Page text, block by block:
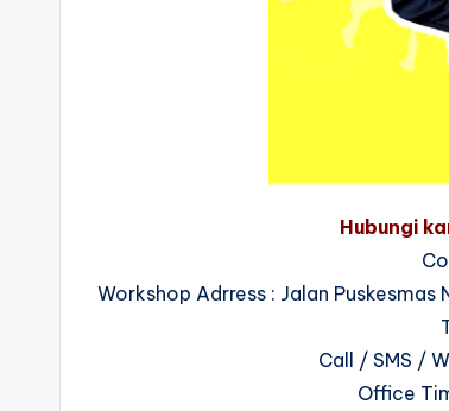
Hubungi
Workshop Adrress : Jalan Puskesmas
Call / SMS /
Office